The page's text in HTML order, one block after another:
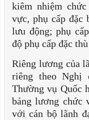
kiêm nhiệm
vực, phụ cấp đặc
lưu động; phụ
độ phụ cấp đặc
Riêng lương của
riêng theo Nghị
Thường vụ Quốc
bảng lương chức
với cán bộ lãnh